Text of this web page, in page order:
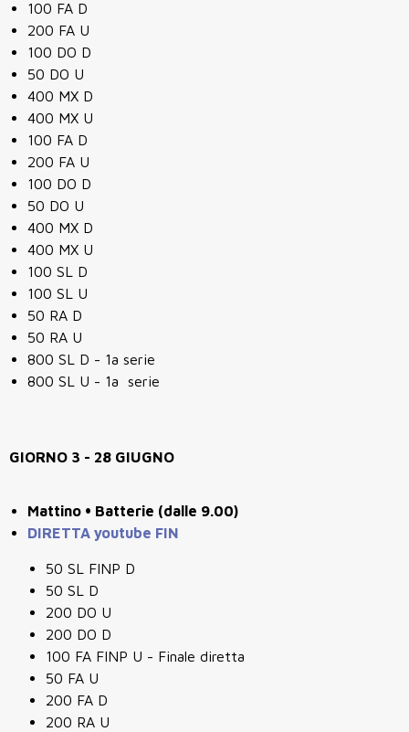
100 FA D
200 FA U
100 DO D
50 DO U
400 MX D
400 MX U
100 FA D
200 FA U
100 DO D
50 DO U
400 MX D
400 MX U
100 SL D
100 SL U
50 RA D
50 RA U
800 SL D - 1a serie
800 SL U - 1a serie
GIORNO 3 - 28 GIUGNO
Mattino • Batterie (dalle 9.00)
DIRETTA youtube FIN
50 SL FINP D
50 SL D
200 DO U
200 DO D
100 FA FINP U - Finale diretta
50 FA U
200 FA D
200 RA U